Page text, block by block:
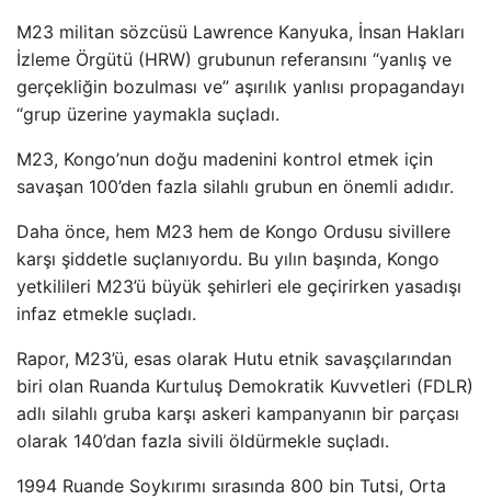
M23 militan sözcüsü Lawrence Kanyuka, İnsan Hakları
İzleme Örgütü (HRW) grubunun referansını “yanlış ve
gerçekliğin bozulması ve” aşırılık yanlısı propagandayı
“grup üzerine yaymakla suçladı.
M23, Kongo’nun doğu madenini kontrol etmek için
savaşan 100’den fazla silahlı grubun en önemli adıdır.
Daha önce, hem M23 hem de Kongo Ordusu sivillere
karşı şiddetle suçlanıyordu. Bu yılın başında, Kongo
yetkilileri M23’ü büyük şehirleri ele geçirirken yasadışı
infaz etmekle suçladı.
Rapor, M23’ü, esas olarak Hutu etnik savaşçılarından
biri olan Ruanda Kurtuluş Demokratik Kuvvetleri (FDLR)
adlı silahlı gruba karşı askeri kampanyanın bir parçası
olarak 140’dan fazla sivili öldürmekle suçladı.
1994 Ruande Soykırımı sırasında 800 bin Tutsi, Orta